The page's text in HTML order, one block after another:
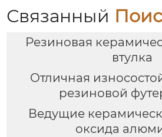
Связанный
Резиновая
втулка
Отличная
резиновой
Ведущие
оксида